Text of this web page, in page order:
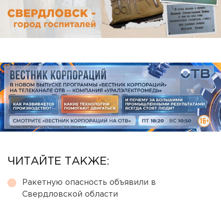
ЧИТАЙТЕ ТАКЖЕ:
Ракетную опасность объявили в
Свердловской области